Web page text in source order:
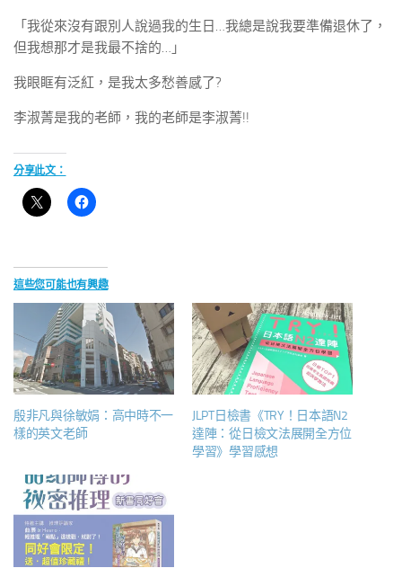
「我從來沒有跟別人說過我的生日…我總是說我要準備退休了，
但我想那才是我最不捨的…」
我眼眶有泛紅，是我太多愁善感了?
李淑菁是我的老師，我的老師是李淑菁!!
分享此文：
這些您可能也有興趣
殷非凡與徐敏娟：高中時不一
樣的英文老師
JLPT日檢書《TRY！日本語N2
達陣：從日檢文法展開全方位
學習》學習感想